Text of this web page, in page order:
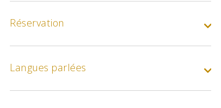
Réservation
Langues parlées